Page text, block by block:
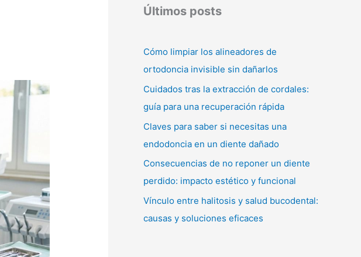
Últimos posts
Cómo limpiar los alineadores de
ortodoncia invisible sin dañarlos
Cuidados tras la extracción de cordales:
guía para una recuperación rápida
Claves para saber si necesitas una
endodoncia en un diente dañado
Consecuencias de no reponer un diente
perdido: impacto estético y funcional
Vínculo entre halitosis y salud bucodental:
causas y soluciones eficaces